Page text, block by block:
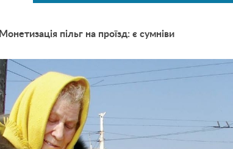
Монетизація пільг на проїзд: є сумніви